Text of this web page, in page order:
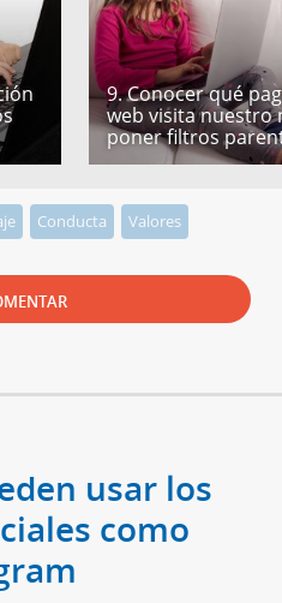
9. Conocer qué
web visita nuestro
poner filtros
Conducta Valores
usar los
como